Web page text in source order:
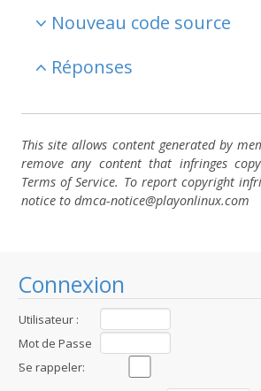
Connexion
Utilisateur :
Mot de Passe
:Se rappeler:
Nouveau code source
Réponses
This site allows content generated by
remove any content that infringes
Terms of Service. To report copyright
notice to dmca-notice@playonlinux.com